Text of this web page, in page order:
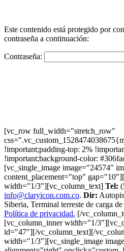
Este contenido está protegido por
contraseña a continuación:
Contraseña:
[vc_row full_width="stretch_row"
!important;padding-top: 2%
!important;background-color:
[vc_single_image image="24574"
content_placement="top"
width="1/3"][vc_column_text] Tel:
info@claryicon.com.co. Dir:
Siberia, Terminal terreste de carga
Política de privacidad. [/
[vc_column_inner width="1/
id="47"][/vc_column_text][/
width="1/3"][vc_single_image